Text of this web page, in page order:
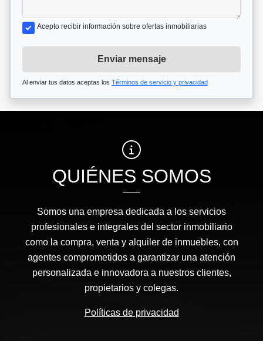
Acepto recibir información sobre ofertas inmobiliarias
Enviar mensaje
Al enviar tus datos aceptas los Términos de servicio y privacidad
QUIÉNES SOMOS
Somos una empresa dedicada a los servicios
profesionales e integrales del sector inmobiliario
como la compra, venta y alquiler de inmuebles, con
agentes comprometidos a garantizar una atención
personalizada e innovadora a nuestros clientes,
propietarios y colegas.
Políticas de privacidad